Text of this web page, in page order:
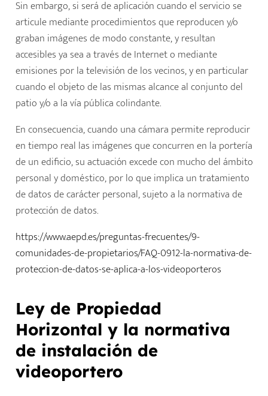
Sin embargo, si será de aplicación cuando el servicio se
articule mediante procedimientos que reproducen y/o
graban imágenes de modo constante, y resultan
accesibles ya sea a través de Internet o mediante
emisiones por la televisión de los vecinos, y en particular
cuando el objeto de las mismas alcance al conjunto del
patio y/o a la vía pública colindante.
En consecuencia, cuando una cámara permite reproducir
en tiempo real las imágenes que concurren en la portería
de un edificio, su actuación excede con mucho del ámbito
personal y doméstico, por lo que implica un tratamiento
de datos de carácter personal, sujeto a la normativa de
protección de datos.
https://www.aepd.es/preguntas-frecuentes/9-
comunidades-de-propietarios/FAQ-0912-la-normativa-de-
proteccion-de-datos-se-aplica-a-los-videoporteros
Ley de Propiedad
Horizontal y la normativa
de instalación de
videoportero